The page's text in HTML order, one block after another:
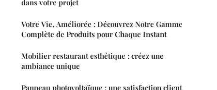
dans votre projet
Votre Vie, Améliorée : Découvrez Notre Gamme
Complète de Produits pour Chaque Instant
Mobilier restaurant esthétique : créez une
ambiance unique
Panneau photovoltaïque : une satisfaction client